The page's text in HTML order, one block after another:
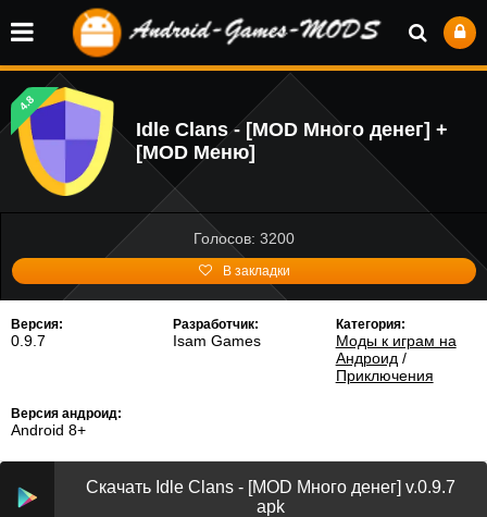
4.8
Idle Clans - [MOD Много денег] +
[MOD Меню]
Голосов: 3200
В закладки
Версия:
0.9.7
Разработчик:
Isam Games
Категория:
Моды к играм на
Андроид /
Приключения
Версия андроид:
Android 8+
Скачать Idle Clans - [MOD Много денег] v.0.9.7
apk